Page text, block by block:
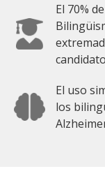
El 70%
El uso
los